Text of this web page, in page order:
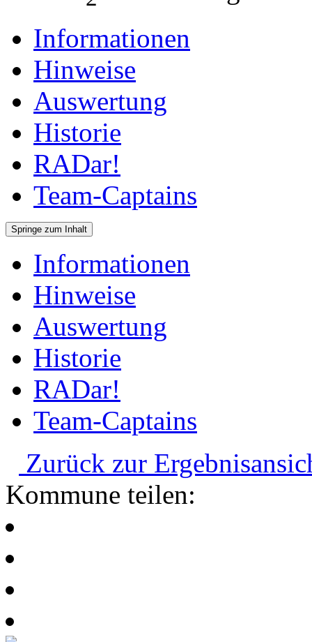
Informationen
Hinweise
Auswertung
Historie
RADar!
Team-Captains
Springe zum Inhalt
Informationen
Hinweise
Auswertung
Historie
RADar!
Team-Captains
Zurück zur
Kommune teilen: